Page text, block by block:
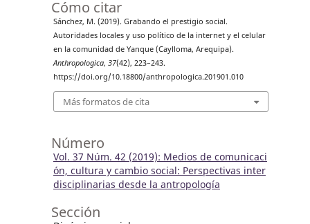
Cómo citar
Sánchez, M. (2019). Grabando el prestigio social.
Autoridades locales y uso político de la internet y el celular
en la comunidad de Yanque (Caylloma, Arequipa).
Anthropologica, 37(42), 223–243.
https://doi.org/10.18800/anthropologica.201901.010
Más formatos de cita
Número
Vol. 37 Núm. 42 (2019): Medios de comunicaci
ón, cultura y cambio social: Perspectivas inter
disciplinarias desde la antropología
Sección